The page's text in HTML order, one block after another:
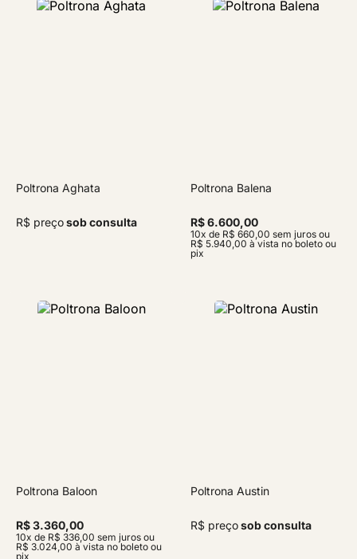
Poltrona Aghata
R$ preçosob consulta
Poltrona Balena
R$ 6.600,00
10x de R$ 660,00 sem juros ou
R$ 5.940,00 à vista no boleto ou
pix
Poltrona Baloon
R$ 3.360,00
10x de R$ 336,00 sem juros ou
R$ 3.024,00 à vista no boleto ou
pix
Poltrona Austin
R$ preçosob consulta